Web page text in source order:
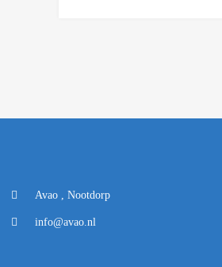
Avao , Nootdorp
info@avao.nl